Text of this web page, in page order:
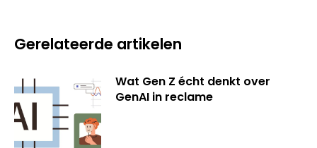
Gerelateerde artikelen
Wat Gen Z écht denkt over
GenAI in reclame